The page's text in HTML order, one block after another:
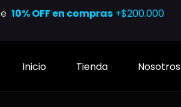
10% OFF en compras+$200.000
Inicio Tienda Nosotros